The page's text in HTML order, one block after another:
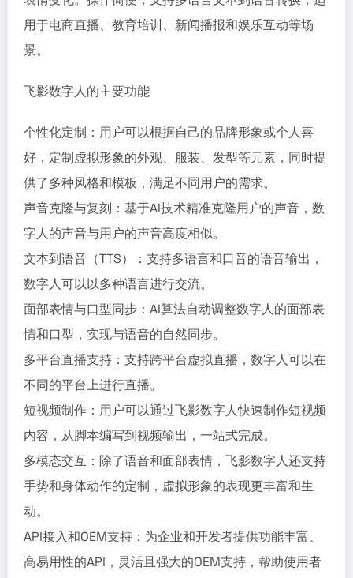
用于电商直播、教育培训、新闻播报和娱乐互动等场
景。
飞影数字人的主要功能
个性化定制：用户可以根据自己的品牌形象或个人喜
好，定制虚拟形象的外观、服装、发型等元素，同时提
供了多种风格和模板，满足不同用户的需求。
声音克隆与复刻：基于AI技术精准克隆用户的声音，数
字人的声音与用户的声音高度相似。
文本到语音（TTS）：支持多语言和口音的语音输出，
数字人可以以多种语言进行交流。
面部表情与口型同步：AI算法自动调整数字人的面部表
情和口型，实现与语音的自然同步。
多平台直播支持：支持跨平台虚拟直播，数字人可以在
不同的平台上进行直播。
短视频制作：用户可以通过飞影数字人快速制作短视频
内容，从脚本编写到视频输出，一站式完成。
多模态交互：除了语音和面部表情，飞影数字人还支持
手势和身体动作的定制，虚拟形象的表现更丰富和生
动。
API接入和OEM支持：为企业和开发者提供功能丰富、
高易用性的API，灵活且强大的OEM支持，帮助使用者